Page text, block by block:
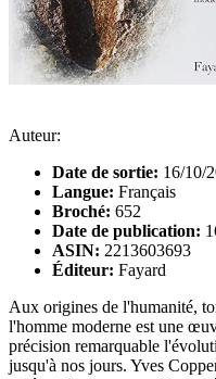
Auteur:
Date de sortie: 16/10/
Langue: Français
Broché: 652
Date de publication:
ASIN: 2213603693
Éditeur: Fayard
Aux origines de l'humanité,
l'homme moderne est une
précision remarquable
jusqu'à nos jours. Yves